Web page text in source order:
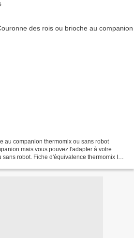
au companion thermomix ou sans robot
mais vous pouvez l'adapter à votre
sans robot. Fiche d'équivalence thermomix Ici